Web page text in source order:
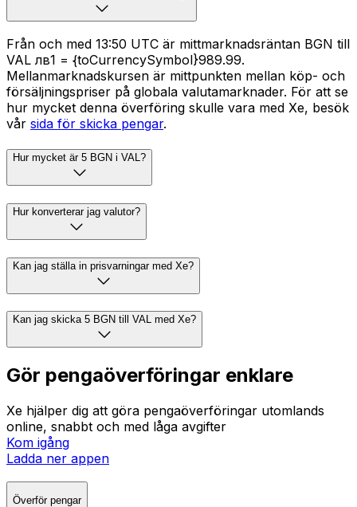
Från och med 13:50 UTC är mittmarknadsräntan BGN till
VAL лв1 = {toCurrencySymbol}989.99.
Mellanmarknadskursen är mittpunkten mellan köp- och
försäljningspriser på globala valutamarknader. För att se
hur mycket denna överföring skulle vara med Xe, besök
vår sida för skicka pengar.
Hur mycket är 5 BGN i VAL?
Hur konverterar jag valutor?
Kan jag ställa in prisvarningar med Xe?
Kan jag skicka 5 BGN till VAL med Xe?
Gör pengaöverföringar enklare
Xe hjälper dig att göra pengaöverföringar utomlands
online, snabbt och med låga avgifter
Kom igång
Ladda ner appen
Överför pengar